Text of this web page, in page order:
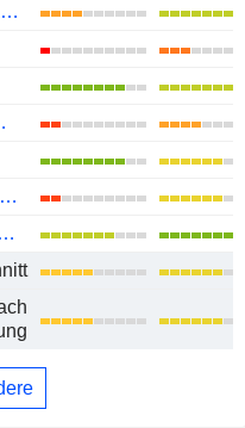
WILMAR INTERNATIONAL LIMITED
UNI-PRESIDENT ENTERPRISES CORP.
THE JM SMUCKER COMPANY